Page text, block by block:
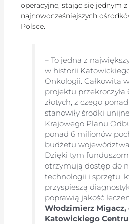
operacyjne, stając się jednym z
najnowocześniejszych
Polsce.
– To jedna z
w historii
Onkologii. Całkowita
projektu przekroczyła
złotych, z czego
stanowiły środki
Krajowego Planu
ponad 6 milionów
budżetu
Dzięki tym
otrzymują dostęp do
technologii i sprzętu,
przyspieszą
poprawią jakość
Włodzimierz
Katowickiego